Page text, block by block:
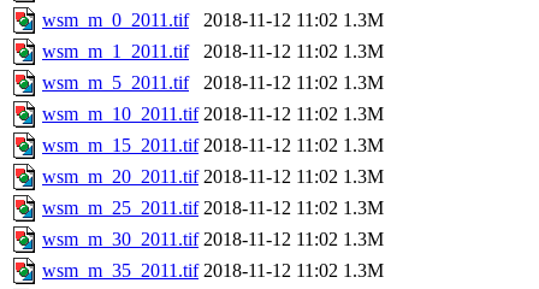
wsm_m_0_2011.tif
2018-11-12 11:02 1.3M
wsm_m_1_2011.tif
2018-11-12 11:02 1.3M
wsm_m_5_2011.tif
2018-11-12 11:02 1.3M
wsm_m_10_2011.tif 2018-11-12 11:02 1.3M
wsm_m_15_2011.tif 2018-11-12 11:02 1.3M
wsm_m_20_2011.tif 2018-11-12 11:02 1.3M
wsm_m_25_2011.tif 2018-11-12 11:02 1.3M
wsm_m_30_2011.tif 2018-11-12 11:02 1.3M
wsm_m_35_2011.tif 2018-11-12 11:02 1.3M